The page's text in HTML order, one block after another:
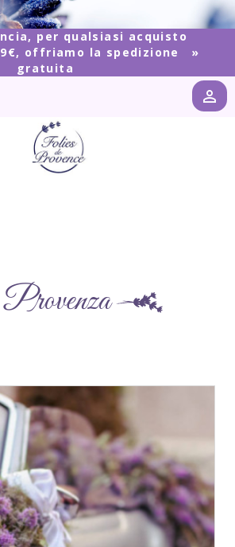
per qualsiasi acquisto
offriamo la spedizione
gratuita

Provenza